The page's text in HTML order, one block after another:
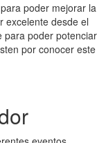
poder mejorar la
excelente desde el
para poder potenciar
por conocer este